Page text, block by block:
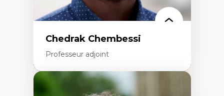
Chedrak Chembessi
Professeur adjoint